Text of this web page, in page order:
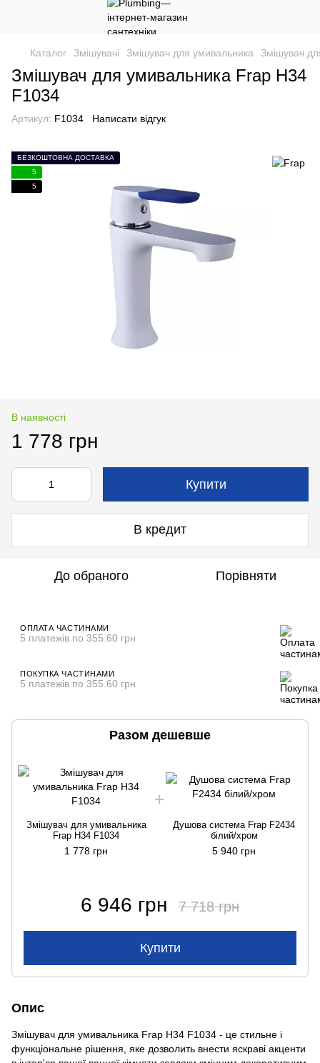
Каталог Змішувачі Змішувач для умивальника Змішувач
Змішувач для умивальника Frap H34
F1034
Артикул: F1034 Написати відгук
БЕЗКОШТОВНА ДОСТАВКА
5
5
В наявності
1 778 грн
Купити
В кредит
До обраного Порівняти
ОПЛАТА ЧАСТИНАМИ
5 платежів по 355.60 грн
ПОКУПКА ЧАСТИНАМИ
5 платежів по 355.60 грн
Разом дешевше
Змішувач для умивальника
Frap H34 F1034
1 778 грн
Душова система Frap F2434
білий/хром
5 940 грн
6 946 грн 7 718 грн
Купити
Опис
Змішувач для умивальника Frap H34 F1034 - це стильне і
функціональне рішення, яке дозволить внести яскраві акценти